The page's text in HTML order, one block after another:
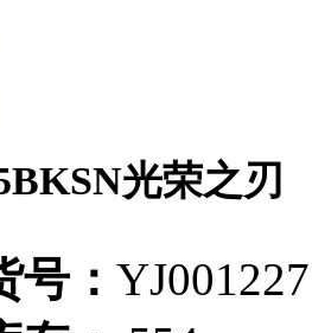
光荣之刃
号： YJ001227